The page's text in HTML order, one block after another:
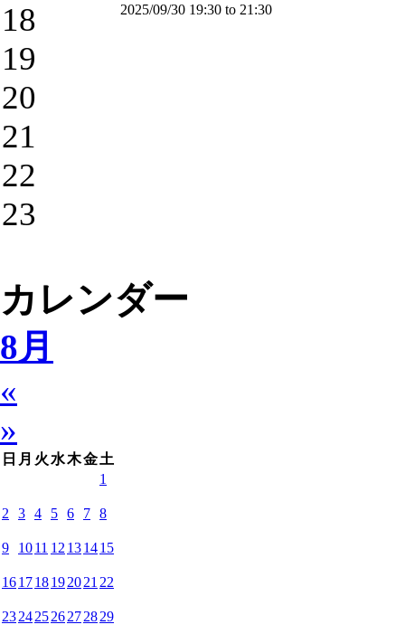
18
19
20
21
22
23
2025/09/30 19:30 to 21:30
カレンダー
8月
«
»
日 月 火 水木金土
1
2 3 4 5 6 7 8
9 1011 12 131415
161718192021 22
23242526272829